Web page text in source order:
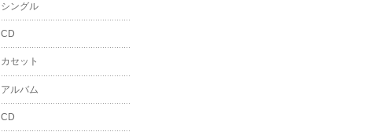
シングル
CD
カセット
アルバム
CD